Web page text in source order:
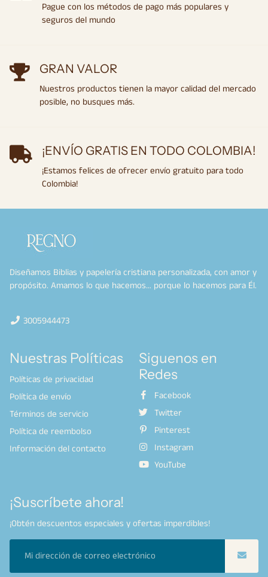
Pague con los métodos de pago más populares y
seguros del mundo
GRAN VALOR
Nuestros productos tienen la mayor calidad del mercado
posible, no busques más.
¡ENVÍO GRATIS EN TODO COLOMBIA!
¡Estamos felices de ofrecer envío gratuito para todo
Colombia!
Diseñamos Biblias y papelería cristiana personalizada, con amor y
propósito. Amamos lo que hacemos… porque lo hacemos para Él.
3005944473
Nuestras Políticas
Políticas de privacidad
Política de envío
Términos de servicio
Política de reembolso
Información del contacto
Siguenos en
Redes
Facebook
Twitter
Pinterest
Instagram
YouTube
¡Suscríbete ahora!
¡Obtén descuentos especiales y ofertas imperdibles!